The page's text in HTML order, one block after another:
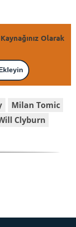
Olarak
Milan Tomic
Clyburn